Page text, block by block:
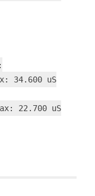
34.600 uS
22.700 uS